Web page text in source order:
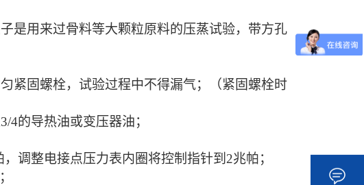
是用来过骨料等大颗粒原料的压蒸试验， 带方孔
紧固螺栓，试验过程中不得漏气；
（紧固螺栓时
3/4的导热油或变压器油；
，调整电接点压力表内圈将控制指针到 2兆帕；